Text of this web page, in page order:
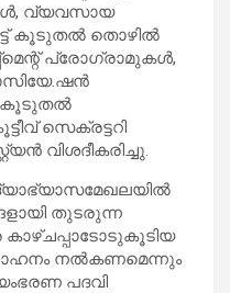
വ്യവസായ
കൂടുതല്‍ തൊഴില്‍
പ്രോഗ്രാമുകള്‍,
കൂടുതല്‍
സെക്രട്ടറി
വിശദീകരിച്ചു.
തുടരുന്ന
നല്‍കണമെന്നും
പദവി